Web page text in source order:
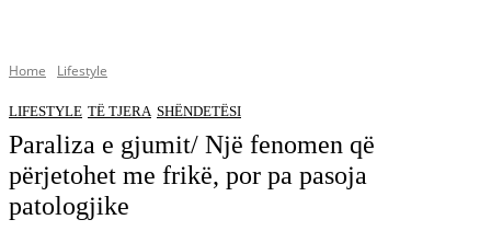
Home Lifestyle
LIFESTYLE TË TJERA SHËNDETËSI
Paraliza e gjumit/ Një fenomen që
përjetohet me frikë, por pa pasoja
patologjike